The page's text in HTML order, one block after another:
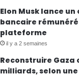
Elon Musk lance un
bancaire rémunéré
plateforme
il y a 2 semaines
Reconstruire Gaza
milliards, selon